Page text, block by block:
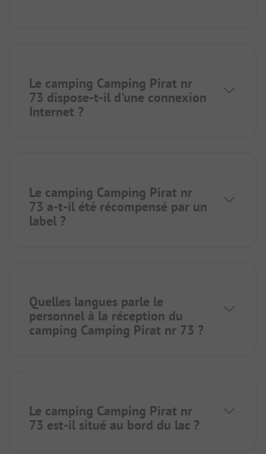
Le camping Camping Pirat nr
73 dispose-t-il d'une connexion
Internet ?
Le camping Camping Pirat nr
73 a-t-il été récompensé par un
label ?
Quelles langues parle le
personnel à la réception du
camping Camping Pirat nr 73 ?
Le camping Camping Pirat nr
73 est-il situé au bord du lac ?